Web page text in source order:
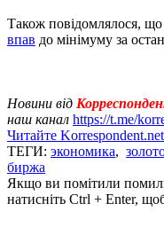
Також повідомлялося, що
впав до мінімуму за
Новини від
наш канал https://t.me/
Читайте
ТЕГИ: экономика,
биржа
Якщо ви помітили
натисніть Ctrl + Enter,